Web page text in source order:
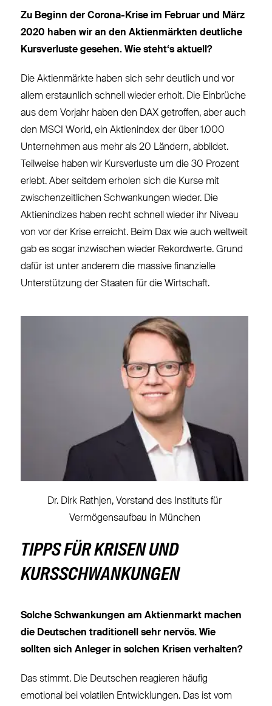
Zu Beginn der Corona-Krise im Februar und März
2020 haben wir an den Aktienmärkten deutliche
Kursverluste gesehen. Wie steht‘s aktuell?
Die Aktienmärkte haben sich sehr deutlich und vor
allem erstaunlich schnell wieder erholt. Die Einbrüche
aus dem Vorjahr haben den DAX getroffen, aber auch
den MSCI World, ein Aktienindex der über 1.000
Unternehmen aus mehr als 20 Ländern, abbildet.
Teilweise haben wir Kursverluste um die 30 Prozent
erlebt. Aber seitdem erholen sich die Kurse mit
zwischenzeitlichen Schwankungen wieder. Die
Aktienindizes haben recht schnell wieder ihr Niveau
von vor der Krise erreicht. Beim Dax wie auch weltweit
gab es sogar inzwischen wieder Rekordwerte. Grund
dafür ist unter anderem die massive finanzielle
Unterstützung der Staaten für die Wirtschaft.
Dr. Dirk Rathjen, Vorstand des Instituts für
Vermögensaufbau in München
TIPPS FÜR KRISEN UND
KURSSCHWANKUNGEN
Solche Schwankungen am Aktienmarkt machen
die Deutschen traditionell sehr nervös. Wie
sollten sich Anleger in solchen Krisen verhalten?
Das stimmt. Die Deutschen reagieren häufig
emotional bei volatilen Entwicklungen. Das ist vom